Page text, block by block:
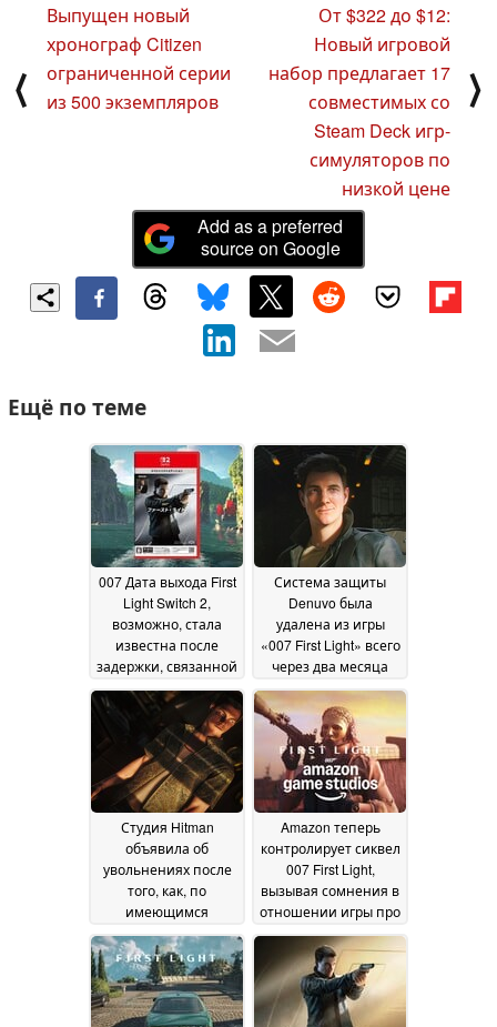
⟨
Выпущен новый
хронограф Citizen
ограниченной серии
из 500 экземпляров
От $322 до $12:
Новый игровой
набор предлагает 17
совместимых со
Steam Deck игр-
симуляторов по
низкой цене
⟩
Add as a preferred
source on Google
Ещё по теме
007 Дата выхода First
Light Switch 2,
возможно, стала
известна после
задержки, связанной
с оптимизацией
игры
28 July 2026
Система защиты
Denuvo была
удалена из игры
«007 First Light» всего
через два месяца
после её выпуска24
July 2026
Студия Hitman
объявила об
увольнениях после
того, как, по
имеющимся
данным, Xbox
отменила проект
«Project Fantasy»,
несмотря на успех
игры «007: First Light»
Amazon теперь
контролирует сиквел
007 First Light,
вызывая сомнения в
отношении игры про
Джеймса Бонда04
June 2026